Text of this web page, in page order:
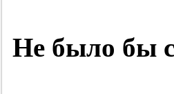
Не было бы